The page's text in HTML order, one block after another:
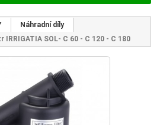
Náhradní díly
IRRIGATIA SOL- C 60 - C 120 - C 180